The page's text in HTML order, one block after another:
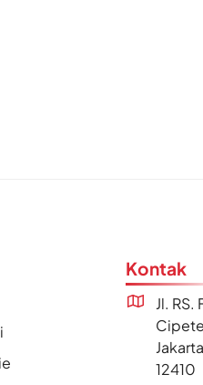
Kontak
Jl.
12410